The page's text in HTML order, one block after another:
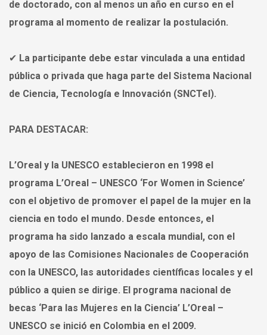
de doctorado, con al menos un año en curso en el
programa al momento de realizar la postulación.
✔ La participante debe estar vinculada a una entidad
pública o privada que haga parte del Sistema Nacional
de Ciencia, Tecnología e Innovación (SNCTeI).
PARA DESTACAR:
L’Oreal y la UNESCO establecieron en 1998 el
programa L’Oreal – UNESCO ‘For Women in Science’
con el objetivo de promover el papel de la mujer en la
ciencia en todo el mundo. Desde entonces, el
programa ha sido lanzado a escala mundial, con el
apoyo de las Comisiones Nacionales de Cooperación
con la UNESCO, las autoridades científicas locales y el
público a quien se dirige. El programa nacional de
becas ‘Para las Mujeres en la Ciencia’ L’Oreal –
UNESCO se inició en Colombia en el 2009.